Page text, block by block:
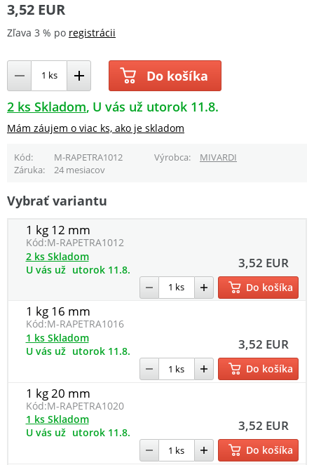
3,52 EUR
Zľava 3 % po registrácii
Do košíka
2 ks Skladom U vás už utorok 11.8.
Mám záujem o viac ks, ako je skladom
Kód M-RAPETRA1012 Výrobca
MIVARDI
Záruka
24 mesiacov
Vybrať variantu
1 kg 12 mm
Kód:M-RAPETRA1012
3,52 EUR
2 ks Skladom
U vás už utorok 11.8.
Do košíka
1 kg 16 mm
Kód:M-RAPETRA1016
3,52 EUR
1 ks Skladom
U vás už utorok 11.8.
Do košíka
1 kg 20 mm
Kód:M-RAPETRA1020
3,52 EUR
1 ks Skladom
U vás už utorok 11.8.
Do košíka